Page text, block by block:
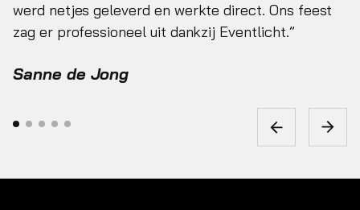
werd netjes geleverd en werkte direct. Ons feest
zag er professioneel uit dankzij Eventlicht.
Sanne de Jong